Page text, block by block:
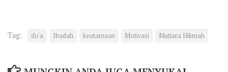
Tag: do'a Ibadah keutamaan Motivasi Mutiara Hikmah